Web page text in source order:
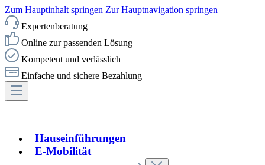
Zum Hauptinhalt springen Zur Hauptnavigation springen
Expertenberatung
Online zur passenden Lösung
Kompetent und verlässlich
Einfache und sichere Bezahlung
Hauseinführungen
E-Mobilität